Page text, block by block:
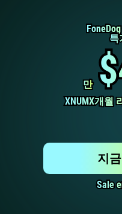
특
특
만
만
XNUMX개월
XNUMX개월
Sale
Sale
지